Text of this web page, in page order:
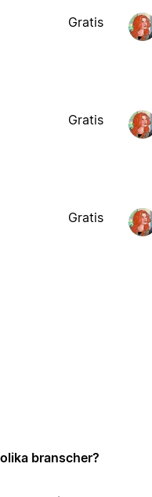
Gratis
Gratis
Gratis
branscher?